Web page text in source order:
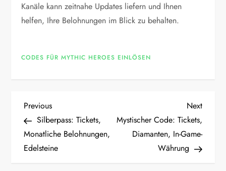
Kanäle kann zeitnahe Updates liefern und Ihnen
helfen, Ihre Belohnungen im Blick zu behalten.
CODES FÜR MYTHIC HEROES EINLÖSEN
P
o
s
Previous
Post
Previous
Silberpass: Tickets,
Monatliche Belohnungen,
Edelsteine
Next
Post
Next
Mystischer Code: Tickets,
Diamanten, In-Game-
Währung